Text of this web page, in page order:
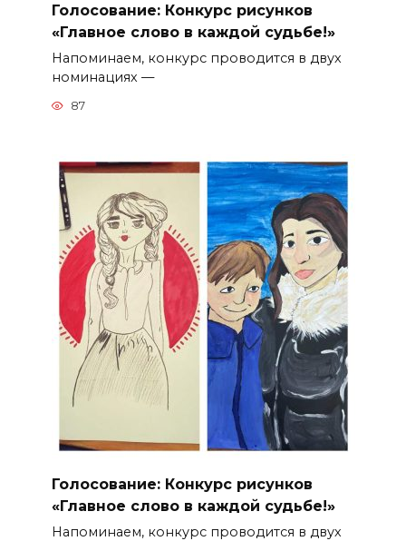
Голосование: Конкурс рисунков
«Главное слово в каждой судьбе!»
Напоминаем, конкурс проводится в двух
номинациях —
87
Голосование: Конкурс рисунков
«Главное слово в каждой судьбе!»
Напоминаем, конкурс проводится в двух